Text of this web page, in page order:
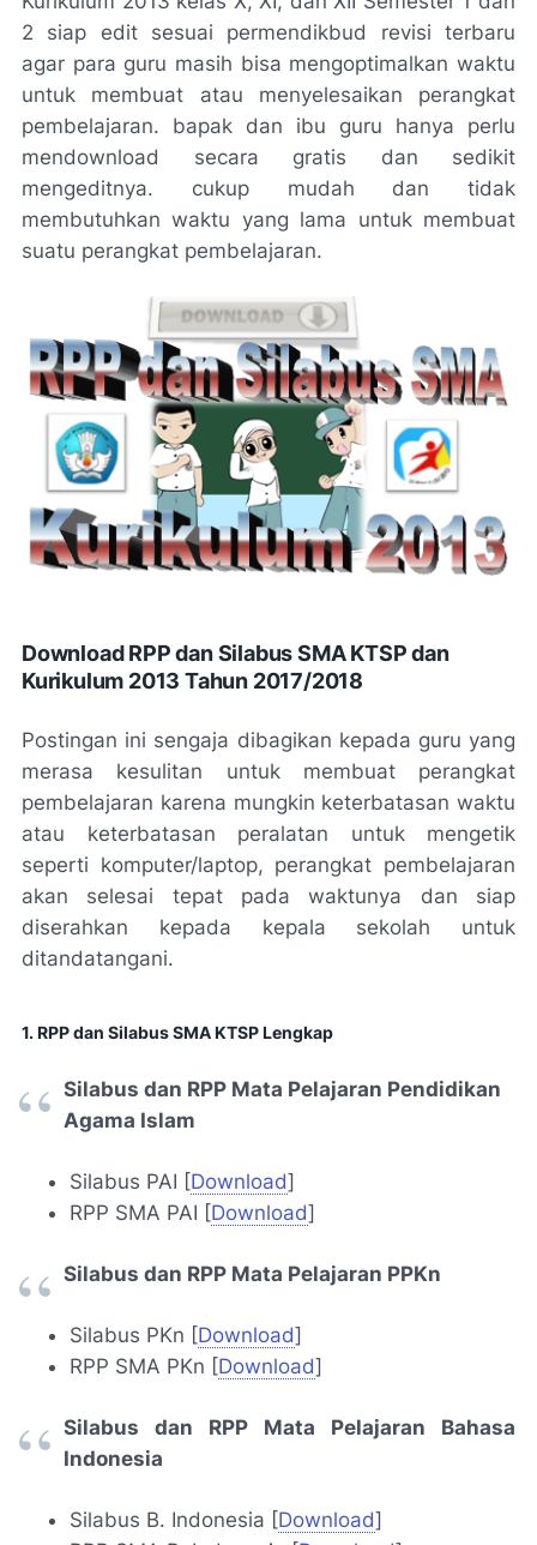
2 siap edit sesuai permendikbud revisi terbaru
agar para guru masih bisa mengoptimalkan waktu
untuk membuat atau menyelesaikan perangkat
pembelajaran. bapak dan ibu guru hanya perlu
mendownload secara gratis dan sedikit
mengeditnya. cukup mudah dan tidak
membutuhkan waktu yang lama untuk membuat
suatu perangkat pembelajaran.
Download RPP dan Silabus SMA KTSP dan
Kurikulum 2013 Tahun 2017/2018
Postingan ini sengaja dibagikan kepada guru yang
merasa kesulitan untuk membuat perangkat
pembelajaran karena mungkin keterbatasan waktu
atau keterbatasan peralatan untuk mengetik
seperti komputer/laptop, perangkat pembelajaran
akan selesai tepat pada waktunya dan siap
diserahkan kepada kepala sekolah untuk
ditandatangani.
1. RPP dan Silabus SMA KTSP Lengkap
Silabus dan RPP Mata Pelajaran Pendidikan
Agama Islam
Silabus PAI [Download]
RPP SMA PAI [Download]
Silabus dan RPP Mata Pelajaran PPKn
Silabus PKn [Download]
RPP SMA PKn [Download]
Silabus dan RPP Mata Pelajaran Bahasa
Indonesia
Silabus B. Indonesia [Download]